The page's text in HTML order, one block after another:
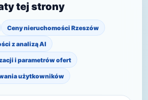
tej strony
Ceny nieruchomości Rzeszów
z analizą AI
i parametrów ofert
użytkowników